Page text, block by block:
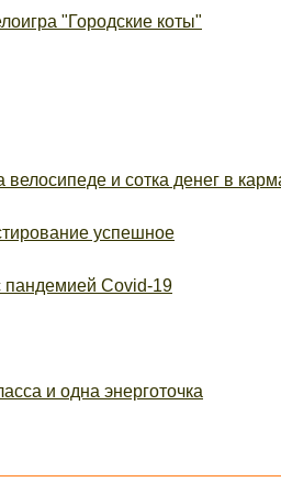
"Городские коты"
и сотка денег в
успешное
пандемией Covid-19
и одна энерготочка